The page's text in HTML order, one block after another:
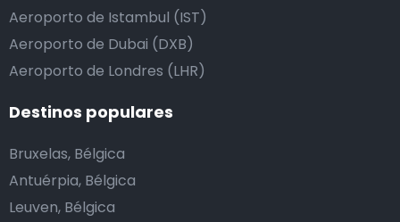
Aeroporto de Istambul (IST)
Aeroporto de Dubai (DXB)
Aeroporto de Londres (LHR)
Destinos populares
Bruxelas, Bélgica
Antuérpia, Bélgica
Leuven, Bélgica